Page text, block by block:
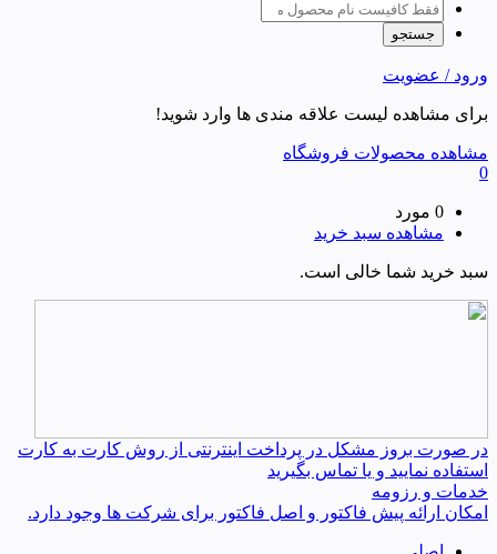
ورود / عضویت
برای مشاهده لیست علاقه مندی ها وارد شوید!
مشاهده محصولات فروشگاه
0
0 مورد
مشاهده سبد خرید
سبد خرید شما خالی است.
در صورت بروز مشکل در پرداخت اینترنتی از روش کارت به کارت
استفاده نمایید و یا تماس بگیرید
خدمات و رزومه
امکان ارائه پیش فاکتور و اصل فاکتور برای شرکت ها وجود دارد.